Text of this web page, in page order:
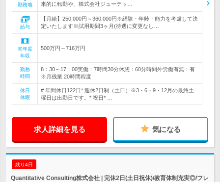
勤務地
来的に転勤や、株式会社ジューテッ…
給与
【月給】250,000円～360,000円※経験・年齢・能力を考慮して決
定いたします※試用期間3ヶ月(待遇に変更なし…
初年度
年収
500万円～716万円
勤務
時間
8：30～17：00実働：7時間30分休憩：60分時間外労働有無：有
※月残業 20時間程度
休日
休暇
# 年間休日122日* 週休2日制（土日）※3・6・9・12月の最終土
曜日は出勤日です。* 祝日* …
求人詳細を見る 気になる
残り4日
Quantitative Consulting株式会社 | 完休2日(土日祝休)/教育体制充実◎/フレ